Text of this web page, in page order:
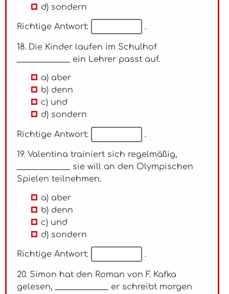
d) sondern
Richtige Antwort: .
18. Die Kinder laufen im Schulhof
_____________ ein Lehrer passt auf.
a) aber
b) denn
c) und
d) sondern
Richtige Antwort: .
19. Valentina trainiert sich regelmäßig,
_____________ sie will an den Olympischen
Spielen teilnehmen.
a) aber
b) denn
c) und
d) sondern
Richtige Antwort: .
20. Simon hat den Roman von F. Kafka
gelesen, _____________ er schreibt morgen